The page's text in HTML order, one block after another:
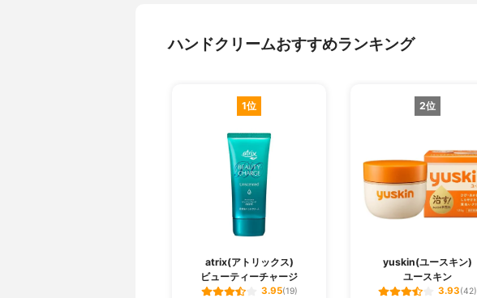
ハンドクリームおすすめランキング
1位
atrix(アトリックス)
ビューティーチャージ
3.95(19)
2位
yuskin(ユースキン)
ユースキン
3.93(42)